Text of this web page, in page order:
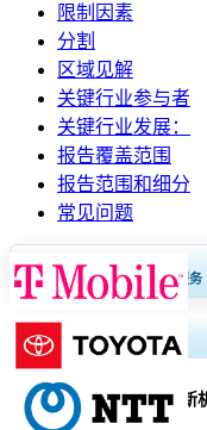
限制因素
分割
区域见解
关键行业参与者
关键行业发展：
报告覆盖范围
报告范围和细分
常见问题
获得30至60小时免费定制服务
扩大区域和国家覆盖范围
我们如何帮助您发现新